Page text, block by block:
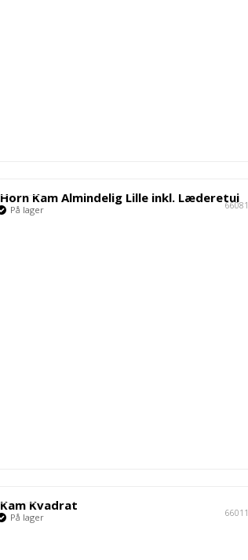
Horn Kam Almindelig Lille inkl. Læderetui
66081
På lager
Kam Kvadrat 66011
På lager